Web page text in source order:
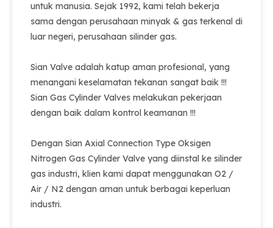
untuk manusia. Sejak 1992, kami telah bekerja
sama dengan perusahaan minyak & gas terkenal di
luar negeri, perusahaan silinder gas.
Sian Valve adalah katup aman profesional, yang
menangani keselamatan tekanan sangat baik !!!
Sian Gas Cylinder Valves melakukan pekerjaan
dengan baik dalam kontrol keamanan !!!
Dengan Sian Axial Connection Type Oksigen
Nitrogen Gas Cylinder Valve yang diinstal ke silinder
gas industri, klien kami dapat menggunakan O2 /
Air / N2 dengan aman untuk berbagai keperluan
industri.